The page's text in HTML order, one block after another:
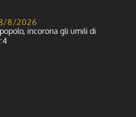
8/2026
incorona gli umili di